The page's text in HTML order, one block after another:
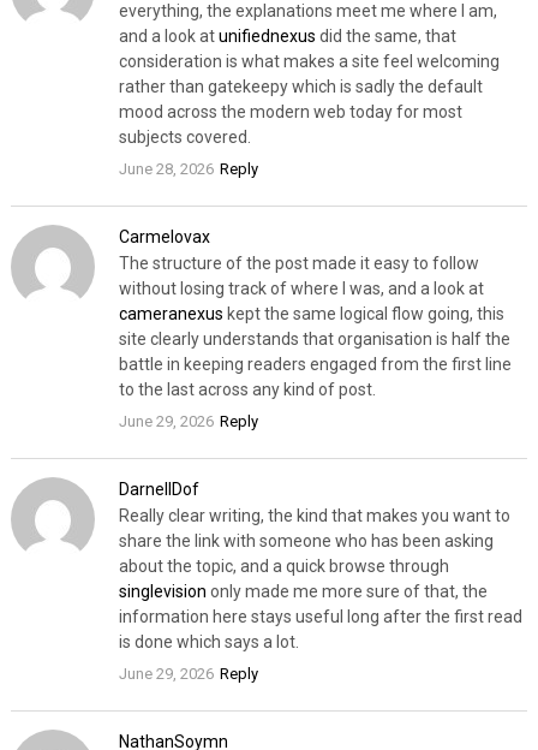
everything, the explanations meet me where I am,
and a look atunifiednexus did the same, that
consideration is what makes a site feel welcoming
rather than gatekeepy which is sadly the default
mood across the modern web today for most
subjects covered.
June 28, 2026 Reply
Carmelovax
The structure of the post made it easy to follow
without losing track of where I was, and a look at
cameranexus kept the same logical flow going, this
site clearly understands that organisation is half the
battle in keeping readers engaged from the first line
to the last across any kind of post.
June 29, 2026 Reply
DarnellDof
Really clear writing, the kind that makes you want to
share the link with someone who has been asking
about the topic, and a quick browse through
singlevision only made me more sure of that, the
information here stays useful long after the first read
is done which says a lot.
June 29, 2026 Reply
NathanSoymn